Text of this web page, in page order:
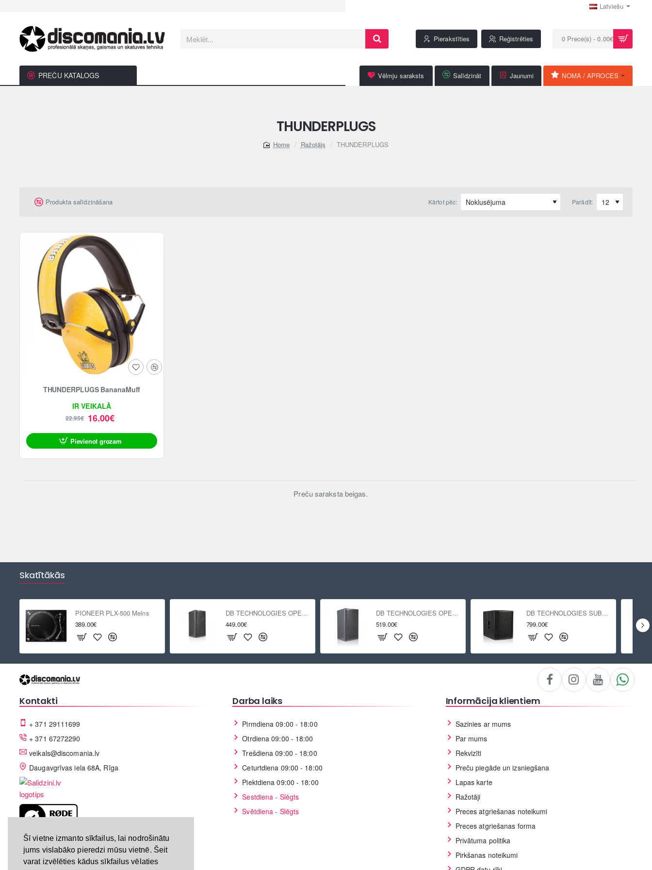
Šī vietne izmanto sīkfailus, lai nodrošinātu
jums vislabāko pieredzi mūsu vietnē. Šeit
varat izvēlēties kādus sīkfailus vēlaties
Latviešu
Meklēt... Pierakstīties Reģistrēties 0 Prece(s) - 0.00€
PREČU KATALOGS Vēlmju saraksts Salīdzināt Jaunumi NOMA / APROCES
THUNDERPLUGS
Ražotājs THUNDERPLUGS
Produkta salīdzināšana Kārtot pēc: Parādīt:
IR VEIKALĀ
THUNDERPLUGS BananaMuff
16.00€
22.95€
Pievienot grozam
Preču saraksta beigas.
Skatītākās
PIONEER PLX-500 Melns
389.00€
DB TECHNOLOGIES OPERA 12
449.00€
DB TECHNOLOGIES OPERA 15
519.00€
DB TECHNOLOGIES SUB 618
799.00€
Kontakti
+ 371 29111699
+ 371 67272290
veikals@discomania.lv
Daugavgrīvas iela 68A, Rīga
LV-A58C07DF
Darba laiks
Pirmdiena 09:00 - 18:00
Otrdiena 09:00 - 18:00
Trešdiena 09:00 - 18:00
Ceturtdiena 09:00 - 18:00
Piektdiena 09:00 - 18:00
Sestdiena - Slēgts
Svētdiena - Slēgts
Informācija klientiem
Sazinies ar mums
Par mums
Rekvizīti
Preču piegāde un izsniegšana
Lapas karte
Ražotāji
Preces atgriešanas noteikumi
Preces atgriešanas forma
Privātuma politika
Pirkšanas noteikumi